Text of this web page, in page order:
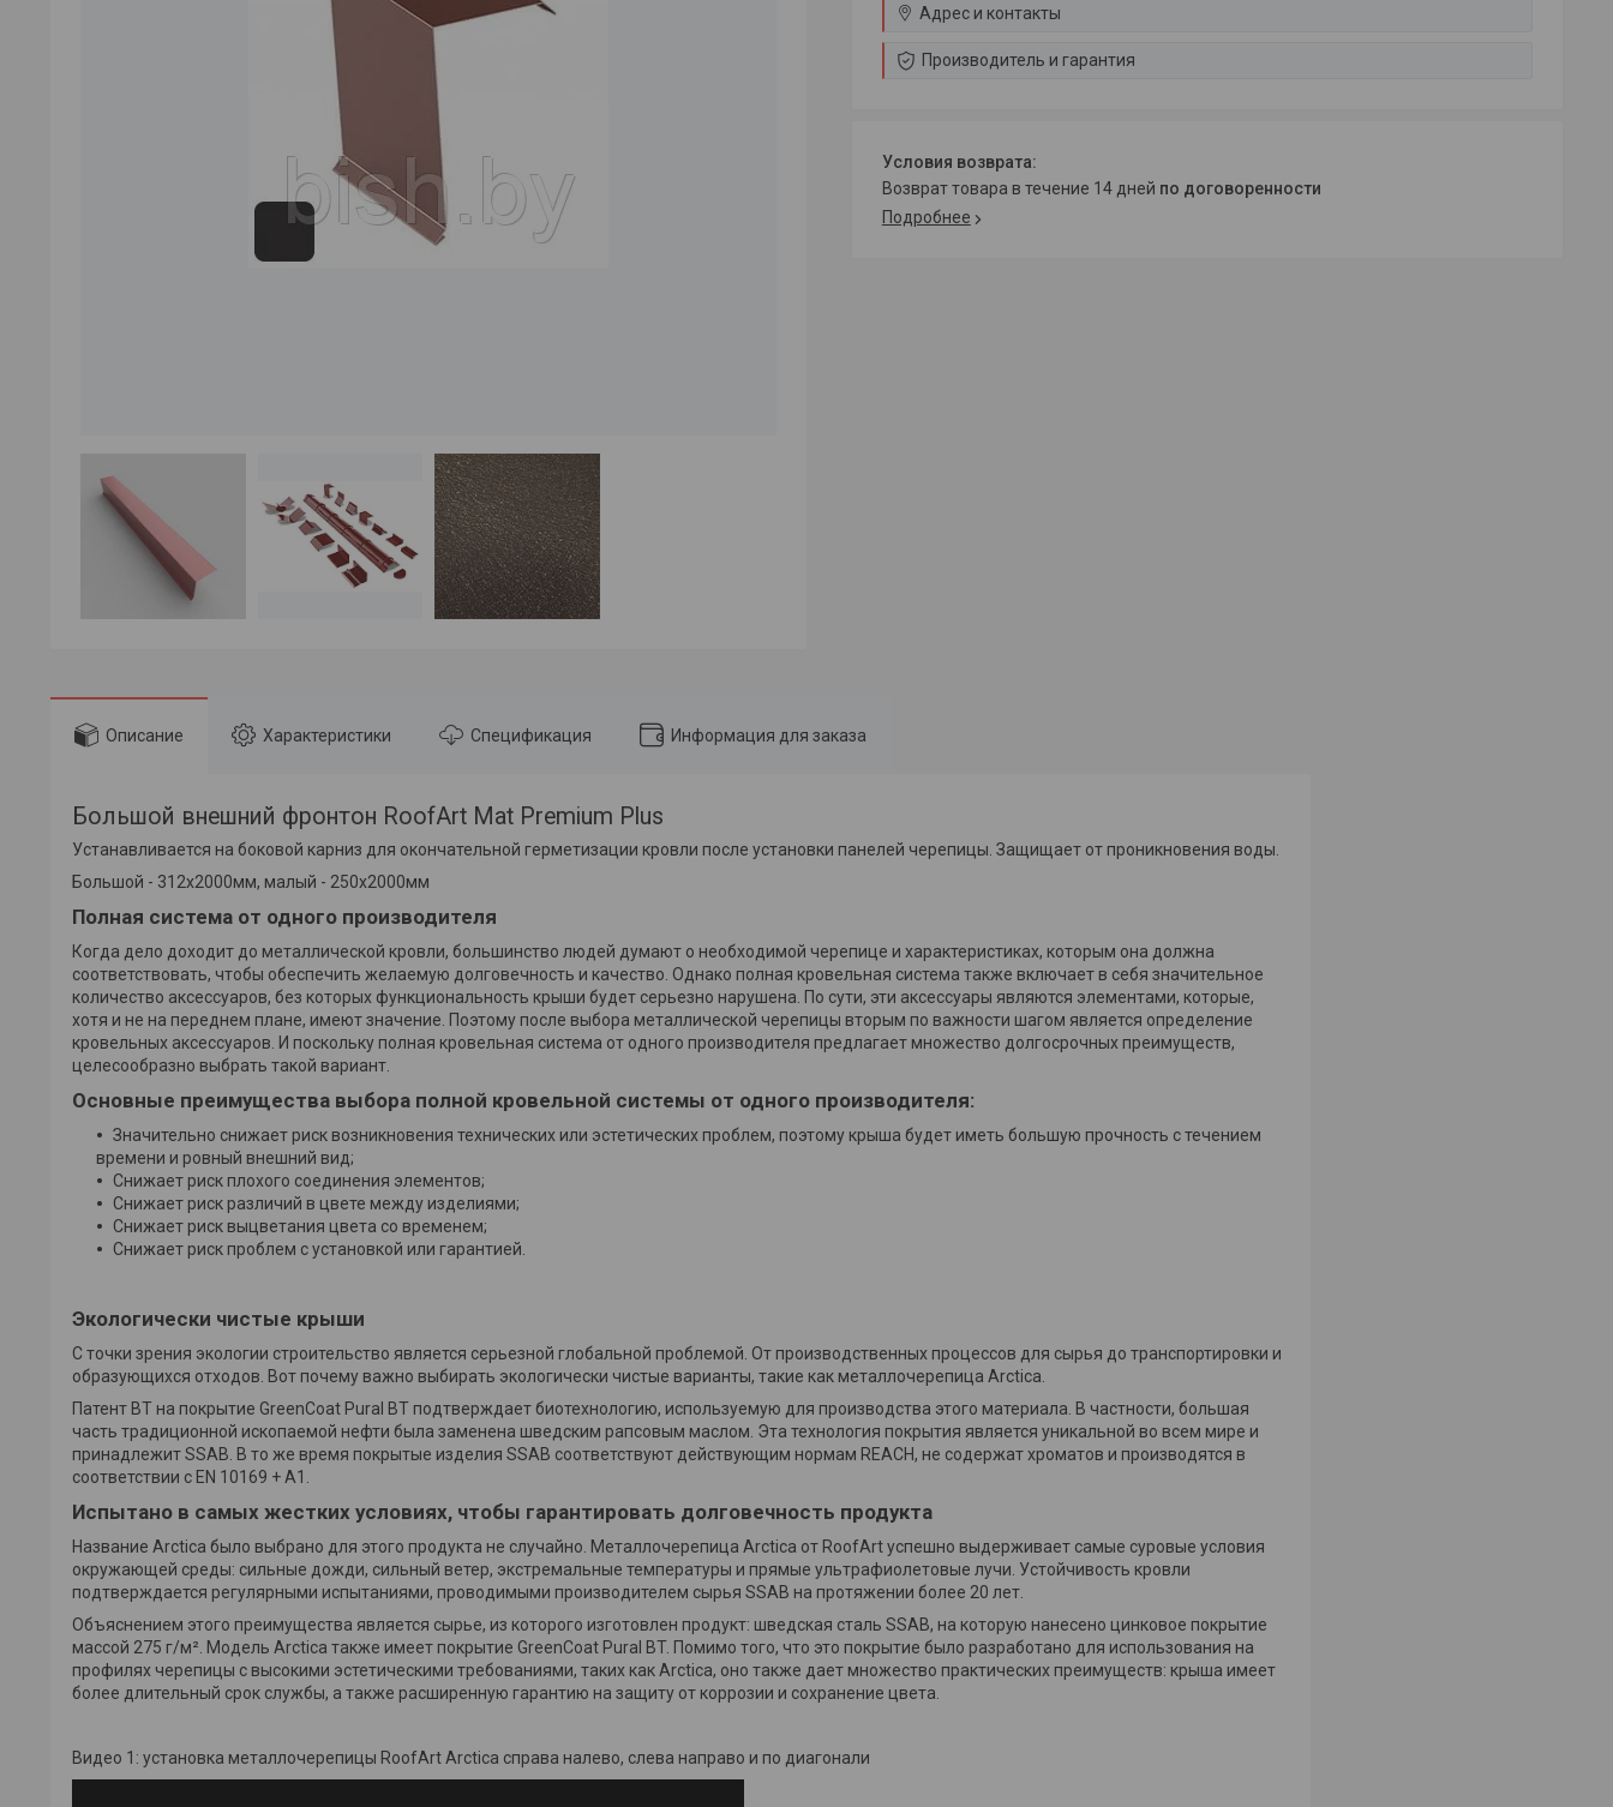
Адрес и контакты
Производитель и гарантия
возврат товара в течение 14 дней по договоренности
Подробнее
Описание Характеристики Спецификация Информация для заказа
Большой внешний фронтон RoofArt Mat Premium Plus
Устанавливается на боковой карниз для окончательной герметизации кровли после установки панелей черепицы. Защищает от проникновения воды.
Большой - 312x2000мм, малый - 250x2000мм
Полная система от одного производителя
Когда дело доходит до металлической кровли, большинство людей думают о необходимой черепице и характеристиках, которым она должна
соответствовать, чтобы обеспечить желаемую долговечность и качество. Однако полная кровельная система также включает в себя значительное
количество аксессуаров, без которых функциональность крыши будет серьезно нарушена. По сути, эти аксессуары являются элементами, которые,
хотя и не на переднем плане, имеют значение. Поэтому после выбора металлической черепицы вторым по важности шагом является определение
кровельных аксессуаров. И поскольку полная кровельная система от одного производителя предлагает множество долгосрочных преимуществ,
целесообразно выбрать такой вариант.
Основные преимущества выбора полной кровельной системы от одного производителя:
Значительно снижает риск возникновения технических или эстетических проблем, поэтому крыша будет иметь большую прочность с течением
времени и ровный внешний вид;
Снижает риск плохого соединения элементов;
Снижает риск различий в цвете между изделиями;
Снижает риск выцветания цвета со временем;
Снижает риск проблем с установкой или гарантией.
Экологически чистые крыши
С точки зрения экологии строительство является серьезной глобальной проблемой. От производственных процессов для сырья до транспортировки и
образующихся отходов. Вот почему важно выбирать экологически чистые варианты, такие как металлочерепица Arctica.
Патент BT на покрытие GreenCoat Pural BT подтверждает биотехнологию, используемую для производства этого материала. В частности, большая
часть традиционной ископаемой нефти была заменена шведским рапсовым маслом. Эта технология покрытия является уникальной во всем мире и
принадлежит SSAB. В то же время покрытые изделия SSAB соответствуют действующим нормам REACH, не содержат хроматов и производятся в
соответствии с EN 10169 + A1.
Испытано в самых жестких условиях, чтобы гарантировать долговечность продукта
Название Arctica было выбрано для этого продукта не случайно. Металлочерепица Arctica от RoofArt успешно выдерживает самые суровые условия
окружающей среды: сильные дожди, сильный ветер, экстремальные температуры и прямые ультрафиолетовые лучи. Устойчивость кровли
подтверждается регулярными испытаниями, проводимыми производителем сырья SSAB на протяжении более 20 лет.
Объяснением этого преимущества является сырье, из которого изготовлен продукт: шведская сталь SSAB, на которую нанесено цинковое покрытие
массой 275 г/м². Модель Arctica также имеет покрытие GreenCoat Pural BT. Помимо того, что это покрытие было разработано для использования на
профилях черепицы с высокими эстетическими требованиями, таких как Arctica, оно также дает множество практических преимуществ: крыша имеет
более длительный срок службы, а также расширенную гарантию на защиту от коррозии и сохранение цвета.
Видео 1: установка металлочерепицы RoofArt Arctica справа налево, слева направо и по диагонали